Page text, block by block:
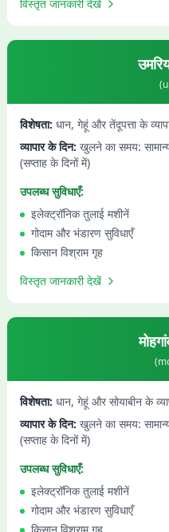
विस्तृत जानकारी देखें
(
विशेषता: धान, गेहूं और तेंदूपत्ता के
व्यापार के दिन: खुलने का समय:
(सप्ताह के दिनों में)
उपलब्ध सुविधाएँ:
इलेक्ट्रॉनिक तुलाई मशीनें
गोदाम और भंडारण सुविधाएँ
किसान विश्राम गृह
विस्तृत जानकारी देखें
(
विशेषता: धान, गेहूं और सोयाबीन के
व्यापार के दिन: खुलने का समय:
(सप्ताह के दिनों में)
उपलब्ध सुविधाएँ:
इलेक्ट्रॉनिक तुलाई मशीनें
गोदाम और भंडारण सुविधाएँ